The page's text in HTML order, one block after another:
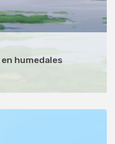
humedales